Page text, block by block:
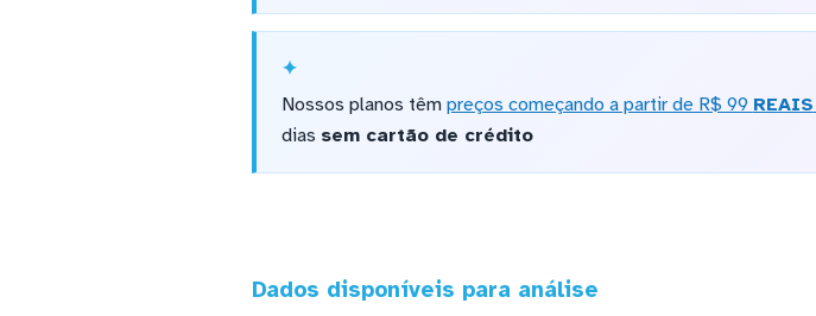
Nossos planos têm preços começando a partir de R$ 99 REAIS
dias sem cartão de crédito
Dados disponíveis para análise